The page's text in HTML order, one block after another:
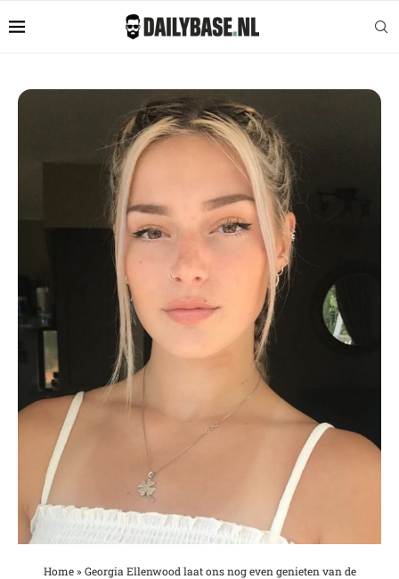
Home» Georgia Ellenwood laat ons nog even genieten van de